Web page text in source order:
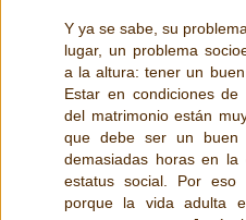
Y ya se sabe, su
lugar, un problema
a la altura: tener un
Estar en condiciones
del matrimonio están
que debe ser un buen
demasiadas horas en
estatus social. Por eso
porque la vida adulta